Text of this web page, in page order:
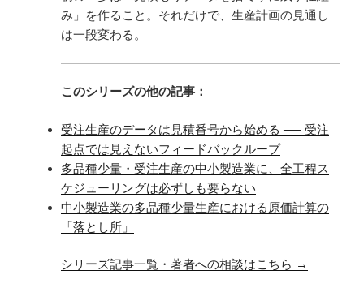
み」を作ること。それだけで、生産計画の見通し
は一段変わる。
このシリーズの他の記事：
受注生産のデータは見積番号から始める ── 受注
起点では見えないフィードバックループ
多品種少量・受注生産の中小製造業に、全工程ス
ケジューリングは必ずしも要らない
中小製造業の多品種少量生産における原価計算の
「落とし所」
シリーズ記事一覧・著者への相談はこちら →